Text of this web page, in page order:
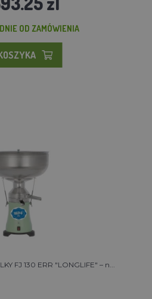
OD ZAMÓWIENIA
FJ 130 ERR "LONGLIFE" – n...